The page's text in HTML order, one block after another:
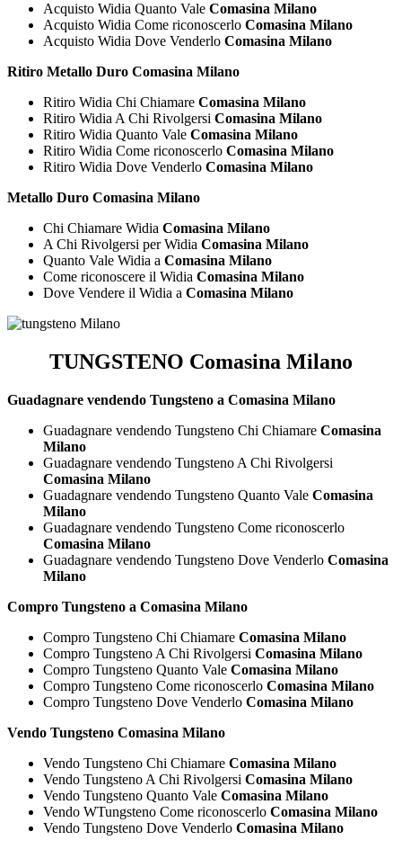
Acquisto Widia Quanto Vale Comasina Milano
Acquisto Widia Come riconoscerlo Comasina Milano
Acquisto Widia Dove Venderlo Comasina Milano
Ritiro Metallo Duro Comasina Milano
Ritiro Widia Chi Chiamare Comasina Milano
Ritiro Widia A Chi Rivolgersi Comasina Milano
Ritiro Widia Quanto Vale Comasina Milano
Ritiro Widia Come riconoscerlo Comasina Milano
Ritiro Widia Dove Venderlo Comasina Milano
Metallo Duro Comasina Milano
Chi Chiamare Widia Comasina Milano
A Chi Rivolgersi per Widia Comasina Milano
Quanto Vale Widia a Comasina Milano
Come riconoscere il Widia Comasina Milano
Dove Vendere il Widia a Comasina Milano
TUNGSTENO Comasina Milano
Guadagnare vendendo Tungsteno a Comasina Milano
Guadagnare vendendo Tungsteno Chi Chiamare Comasina
Milano
Guadagnare vendendo Tungsteno A Chi Rivolgersi
Comasina Milano
Guadagnare vendendo Tungsteno Quanto Vale Comasina
Milano
Guadagnare vendendo Tungsteno Come riconoscerlo
Comasina Milano
Guadagnare vendendo Tungsteno Dove Venderlo Comasina
Milano
Compro Tungsteno a Comasina Milano
Compro Tungsteno Chi Chiamare Comasina Milano
Compro Tungsteno A Chi Rivolgersi Comasina Milano
Compro Tungsteno Quanto Vale Comasina Milano
Compro Tungsteno Come riconoscerlo Comasina Milano
Compro Tungsteno Dove Venderlo Comasina Milano
Vendo Tungsteno Comasina Milano
Vendo Tungsteno Chi Chiamare Comasina Milano
Vendo Tungsteno A Chi Rivolgersi Comasina Milano
Vendo Tungsteno Quanto Vale Comasina Milano
Vendo WTungsteno Come riconoscerlo Comasina Milano
Vendo Tungsteno Dove Venderlo Comasina Milano